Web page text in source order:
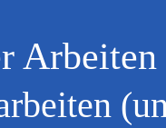
Arbeiten